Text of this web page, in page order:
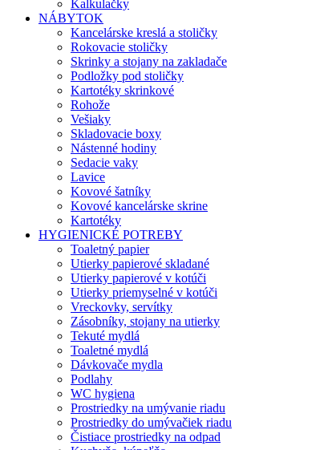
Kalkulačky
NÁBYTOK
Kancelárske kreslá a stoličky
Rokovacie stoličky
Skrinky a stojany na zakladače
Podložky pod stoličky
Kartotéky skrinkové
Rohože
Vešiaky
Skladovacie boxy
Nástenné hodiny
Sedacie vaky
Lavice
Kovové šatníky
Kovové kancelárske skrine
Kartotéky
HYGIENICKÉ POTREBY
Toaletný papier
Utierky papierové skladané
Utierky papierové v kotúči
Utierky priemyselné v kotúči
Vreckovky, servítky
Zásobníky, stojany na utierky
Tekuté mydlá
Toaletné mydlá
Dávkovače mydla
Podlahy
WC hygiena
Prostriedky na umývanie riadu
Prostriedky do umývačiek riadu
Čistiace prostriedky na odpad